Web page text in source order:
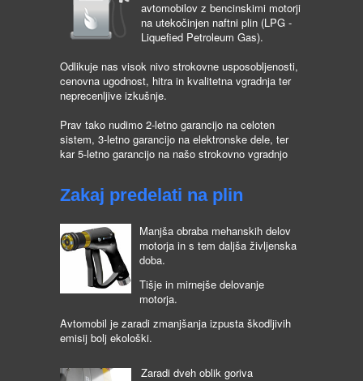
avtomobilov z bencinskimi motorji
na utekočinjen naftni plin (LPG -
Liquefied Petroleum Gas).
Odlikuje nas visok nivo strokovne usposobljenosti,
cenovna ugodnost, hitra in kvalitetna vgradnja ter
neprecenljive izkušnje.
Prav tako nudimo 2-letno garancijo na celoten
sistem, 3-letno garancijo na elektronske dele, ter
kar 5-letno garancijo na našo strokovno vgradnjo
Zakaj predelati na plin
Manjša obraba mehanskih delov
motorja in s tem daljša življenska
doba.
Tišje in mirnejše delovanje
motorja.
Avtomobil je zaradi zmanjšanja izpusta škodljivih
emisij bolj ekološki.
Zaradi dveh oblik goriva